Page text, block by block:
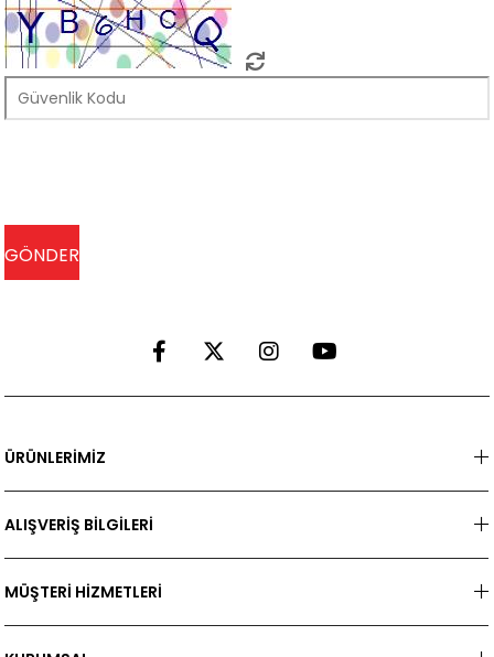
ÜRÜNLERİMİZ
ALIŞVERİŞ BİLGİLERİ
MÜŞTERİ HİZMETLERİ